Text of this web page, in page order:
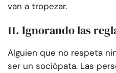
van a tropezar.
11. Ignorando las
Alguien que no respeta
ser un sociópata. Las